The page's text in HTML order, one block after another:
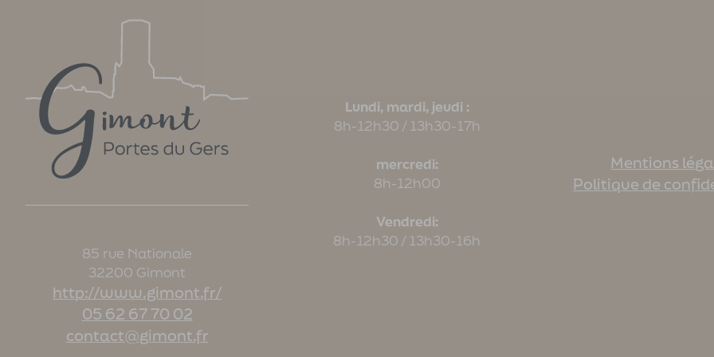
85 rue Nationale
32200 Gimont
http://www.gimont.fr/
05 62 67 70 02
contact@gimont.fr
Lundi, mardi, jeudi :
8h-12h30 / 13h30-17h
mercredi:
8h-12h00
Vendredi:
8h-12h30 / 13h30-16h
Mentions
Politique de